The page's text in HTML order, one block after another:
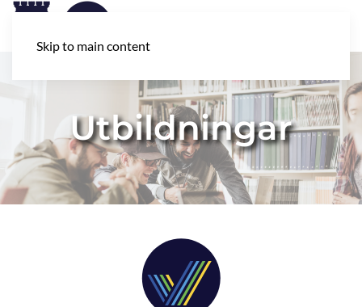
Skip to main content
Utbildningar